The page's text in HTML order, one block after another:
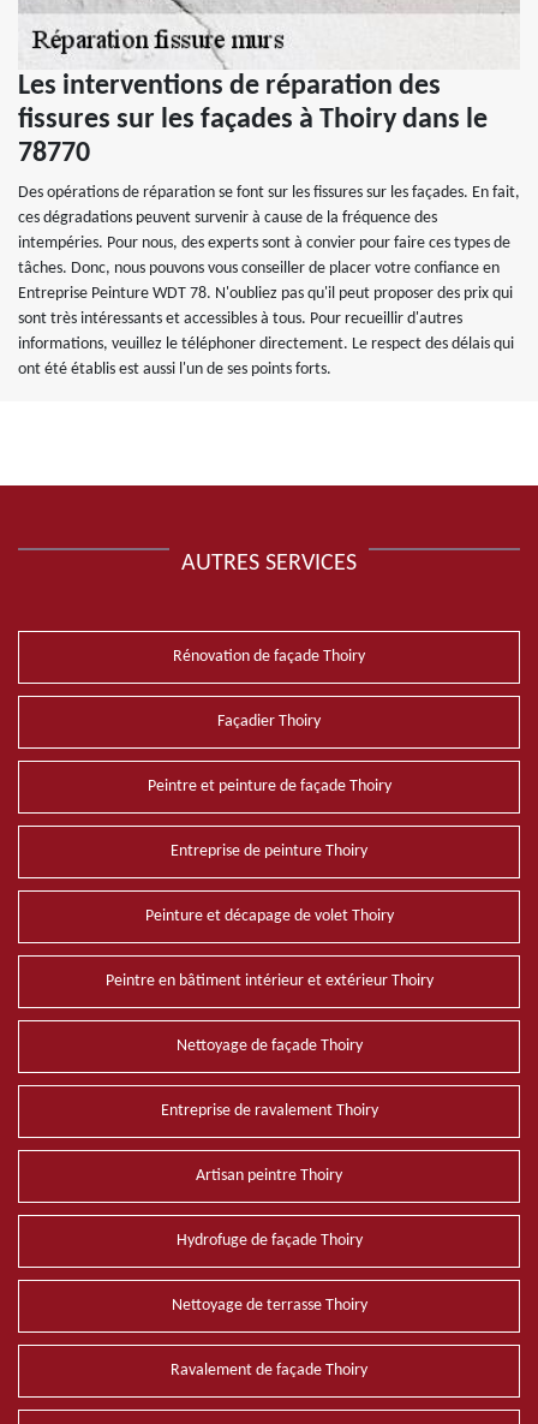
Les interventions de réparation des
fissures sur les façades à Thoiry dans le
78770
Des opérations de réparation se font sur les fissures sur les façades. En fait,
ces dégradations peuvent survenir à cause de la fréquence des
intempéries. Pour nous, des experts sont à convier pour faire ces types de
tâches. Donc, nous pouvons vous conseiller de placer votre confiance en
Entreprise Peinture WDT 78. N'oubliez pas qu'il peut proposer des prix qui
sont très intéressants et accessibles à tous. Pour recueillir d'autres
informations, veuillez le téléphoner directement. Le respect des délais qui
ont été établis est aussi l'un de ses points forts.
AUTRES SERVICES
Rénovation de façade Thoiry
Façadier Thoiry
Peintre et peinture de façade Thoiry
Entreprise de peinture Thoiry
Peinture et décapage de volet Thoiry
Peintre en bâtiment intérieur et extérieur Thoiry
Nettoyage de façade Thoiry
Entreprise de ravalement Thoiry
Artisan peintre Thoiry
Hydrofuge de façade Thoiry
Nettoyage de terrasse Thoiry
Ravalement de façade Thoiry